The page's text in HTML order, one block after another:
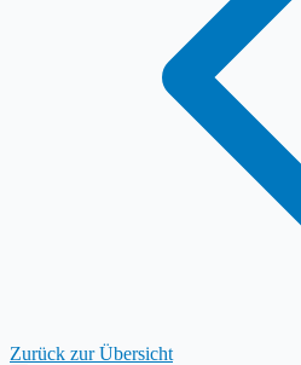
Zurück zur Übersicht